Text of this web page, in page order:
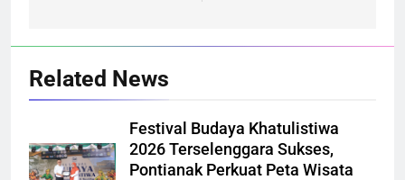
Related News
Festival Budaya Khatulistiwa
2026 Terselenggara Sukses,
Pontianak Perkuat Peta Wisata